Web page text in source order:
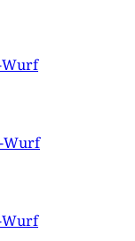
Wurf
Wurf
Wurf